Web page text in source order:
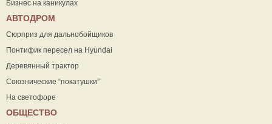
Бизнес на каникулах
АВТОДРОМ
Сюрприз для дальнобойщиков
Понтифик пересел на Hyundai
Деревянный трактор
Союзнические “покатушки”
На светофоре
ОБЩЕСТВО